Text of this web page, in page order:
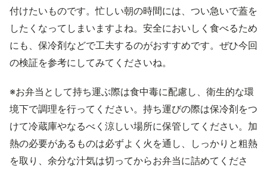
付けたいものです。忙しい朝の時間には、つい急いで蓋を
したくなってしまいますよね。安全においしく食べるため
にも、保冷剤などで工夫するのがおすすめです。ぜひ今回
の検証を参考にしてみてくださいね。
※お弁当として持ち運ぶ際は食中毒に配慮し、衛生的な環
境下で調理を行ってください。持ち運びの際は保冷剤をつ
けて冷蔵庫やなるべく涼しい場所に保管してください。加
熱の必要があるものは必ずよく火を通し、しっかりと粗熱
を取り、余分な汁気は切ってからお弁当に詰めてくださ